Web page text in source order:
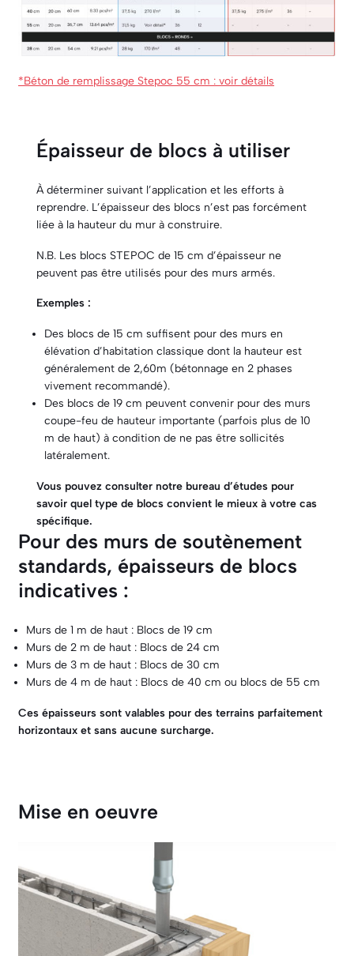
*Béton de remplissage Stepoc 55 cm : voir détails
Épaisseur de blocs à utiliser
À déterminer suivant l’application et les efforts à
reprendre. L’épaisseur des blocs n’est pas forcément
liée à la hauteur du mur à construire.
N.B. Les blocs STEPOC de 15 cm d’épaisseur ne
peuvent pas être utilisés pour des murs armés.
Exemples :
Des blocs de 15 cm suffisent pour des murs en
élévation d’habitation classique dont la hauteur est
généralement de 2,60m (bétonnage en 2 phases
vivement recommandé).
Des blocs de 19 cm peuvent convenir pour des murs
coupe-feu de hauteur importante (parfois plus de 10
m de haut) à condition de ne pas être sollicités
latéralement.
Vous pouvez consulter notre bureau d’études pour
savoir quel type de blocs convient le mieux à votre cas
spécifique.
Pour des murs de soutènement
standards, épaisseurs de blocs
indicatives :
Murs de 1 m de haut : Blocs de 19 cm
Murs de 2 m de haut : Blocs de 24 cm
Murs de 3 m de haut : Blocs de 30 cm
Murs de 4 m de haut : Blocs de 40 cm ou blocs de 55 cm
Ces épaisseurs sont valables pour des terrains parfaitement
horizontaux et sans aucune surcharge.
Mise en oeuvre